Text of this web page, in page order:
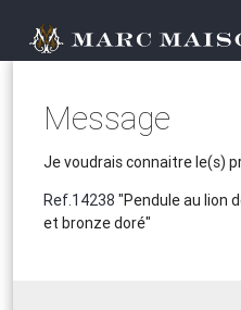
Message
Je voudrais connaitre le(s)
Ref.14238 "Pendule au lion
et bronze doré"